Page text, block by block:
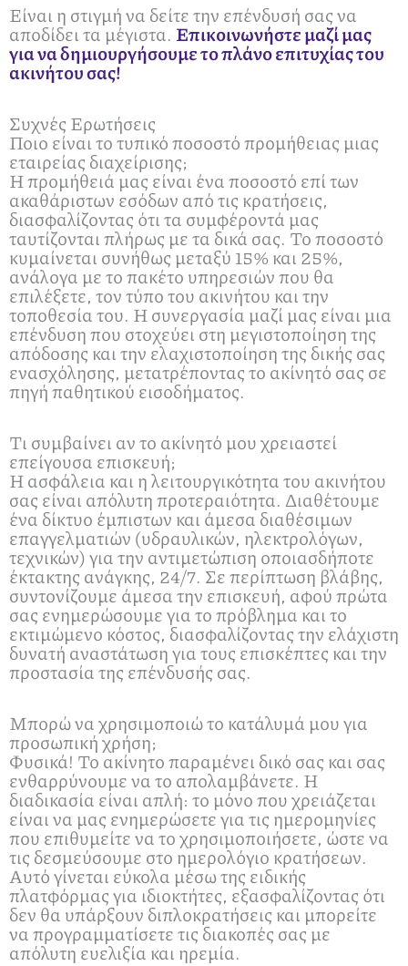
Είναι η στιγμή να δείτε την επένδυσή σας να
αποδίδει τα μέγιστα. Επικοινωνήστε μαζί μας
για να δημιουργήσουμε το πλάνο επιτυχίας του
ακινήτου σας!
Συχνές Ερωτήσεις
Ποιο είναι το τυπικό ποσοστό προμήθειας μιας
εταιρείας διαχείρισης;
Η προμήθειά μας είναι ένα ποσοστό επί των
ακαθάριστων εσόδων από τις κρατήσεις,
διασφαλίζοντας ότι τα συμφέροντά μας
ταυτίζονται πλήρως με τα δικά σας. Το ποσοστό
κυμαίνεται συνήθως μεταξύ 15% και 25%,
ανάλογα με το πακέτο υπηρεσιών που θα
επιλέξετε, τον τύπο του ακινήτου και την
τοποθεσία του. Η συνεργασία μαζί μας είναι μια
επένδυση που στοχεύει στη μεγιστοποίηση της
απόδοσης και την ελαχιστοποίηση της δικής σας
ενασχόλησης, μετατρέποντας το ακίνητό σας σε
πηγή παθητικού εισοδήματος.
Τι συμβαίνει αν το ακίνητό μου χρειαστεί
επείγουσα επισκευή;
Η ασφάλεια και η λειτουργικότητα του ακινήτου
σας είναι απόλυτη προτεραιότητα. Διαθέτουμε
ένα δίκτυο έμπιστων και άμεσα διαθέσιμων
επαγγελματιών (υδραυλικών, ηλεκτρολόγων,
τεχνικών) για την αντιμετώπιση οποιασδήποτε
έκτακτης ανάγκης, 24/7. Σε περίπτωση βλάβης,
συντονίζουμε άμεσα την επισκευή, αφού πρώτα
σας ενημερώσουμε για το πρόβλημα και το
εκτιμώμενο κόστος, διασφαλίζοντας την ελάχιστη
δυνατή αναστάτωση για τους επισκέπτες και την
προστασία της επένδυσής σας.
Μπορώ να χρησιμοποιώ το κατάλυμά μου για
προσωπική χρήση;
Φυσικά! Το ακίνητο παραμένει δικό σας και σας
ενθαρρύνουμε να το απολαμβάνετε. Η
διαδικασία είναι απλή: το μόνο που χρειάζεται
είναι να μας ενημερώσετε για τις ημερομηνίες
που επιθυμείτε να το χρησιμοποιήσετε, ώστε να
τις δεσμεύσουμε στο ημερολόγιο κρατήσεων.
Αυτό γίνεται εύκολα μέσω της ειδικής
πλατφόρμας για ιδιοκτήτες, εξασφαλίζοντας ότι
δεν θα υπάρξουν διπλοκρατήσεις και μπορείτε
να προγραμματίσετε τις διακοπές σας με
απόλυτη ευελιξία και ηρεμία.